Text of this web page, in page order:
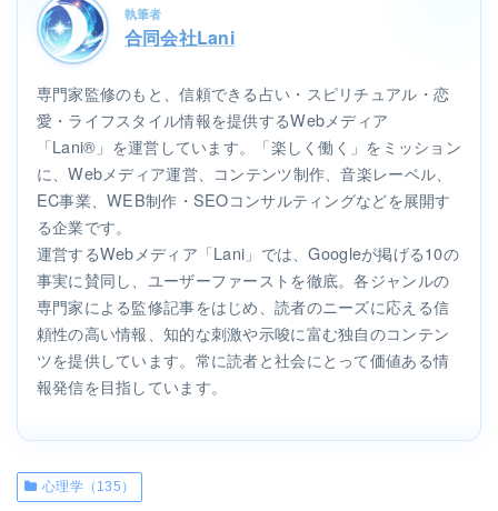
執筆者
合同会社Lani
専門家監修のもと、信頼できる占い・スピリチュアル・恋
愛・ライフスタイル情報を提供するWebメディア
「Lani®」を運営しています。「楽しく働く」をミッション
に、Webメディア運営、コンテンツ制作、音楽レーベル、
EC事業、WEB制作・SEOコンサルティングなどを展開す
る企業です。
運営するWebメディア「Lani」では、Googleが掲げる10の
事実に賛同し、ユーザーファーストを徹底。各ジャンルの
専門家による監修記事をはじめ、読者のニーズに応える信
頼性の高い情報、知的な刺激や示唆に富む独自のコンテン
ツを提供しています。常に読者と社会にとって価値ある情
報発信を目指しています。
心理学（135）